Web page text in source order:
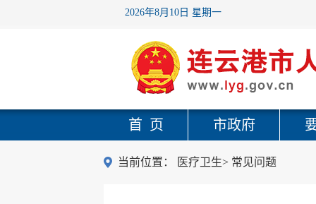
2026年8月10日 星期一
首 页 市政府
当前位置： 医疗卫生> 常见问题